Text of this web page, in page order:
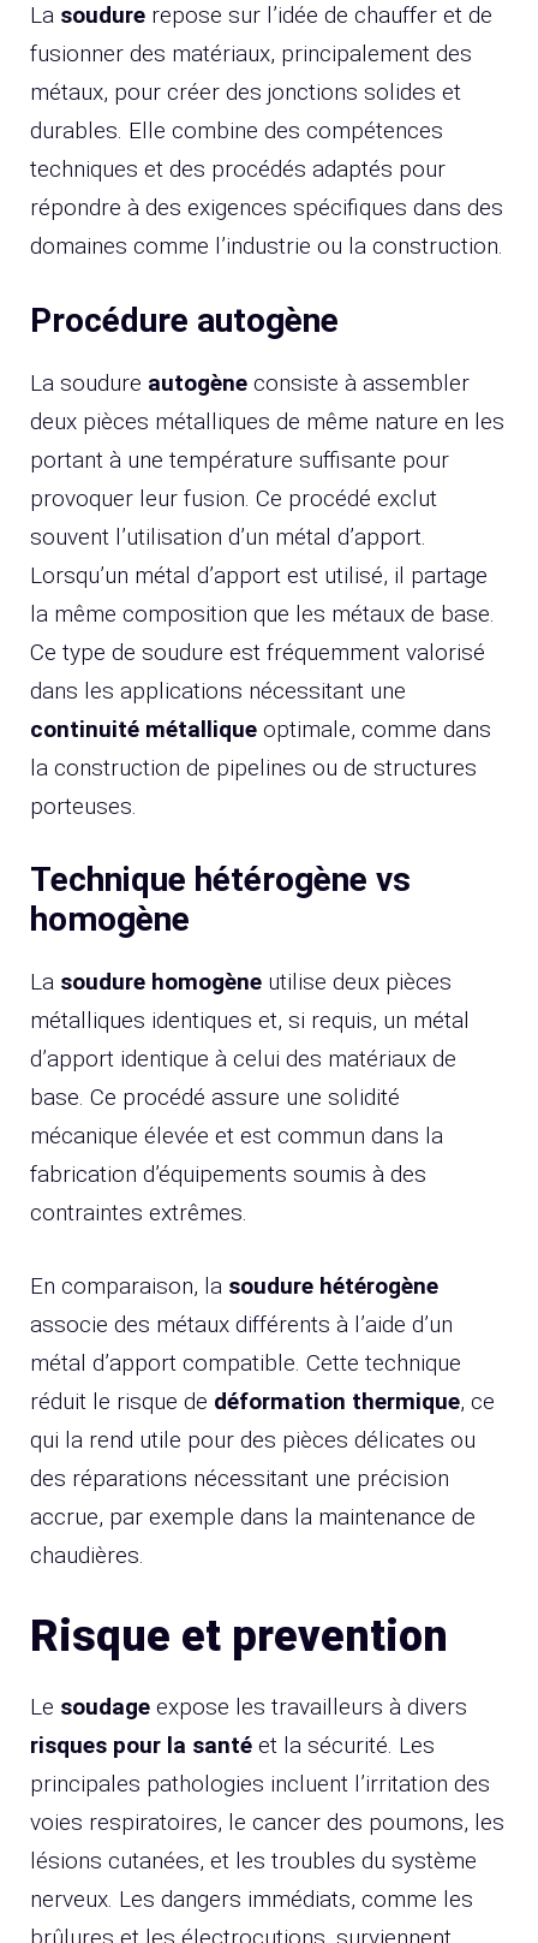
La soudure repose sur l’idée de chauffer et de
fusionner des matériaux, principalement des
métaux, pour créer des jonctions solides et
durables. Elle combine des compétences
techniques et des procédés adaptés pour
répondre à des exigences spécifiques dans des
domaines comme l’industrie ou la construction.
Procédure autogène
La soudure autogène consiste à assembler
deux pièces métalliques de même nature en les
portant à une température suffisante pour
provoquer leur fusion. Ce procédé exclut
souvent l’utilisation d’un métal d’apport.
Lorsqu’un métal d’apport est utilisé, il partage
la même composition que les métaux de base.
Ce type de soudure est fréquemment valorisé
dans les applications nécessitant une
continuité métallique optimale, comme dans
la construction de pipelines ou de structures
porteuses.
Technique hétérogène vs
homogène
La soudure homogène utilise deux pièces
métalliques identiques et, si requis, un métal
d’apport identique à celui des matériaux de
base. Ce procédé assure une solidité
mécanique élevée et est commun dans la
fabrication d’équipements soumis à des
contraintes extrêmes.
En comparaison, la soudure hétérogène
associe des métaux différents à l’aide d’un
métal d’apport compatible. Cette technique
réduit le risque de déformation thermique, ce
qui la rend utile pour des pièces délicates ou
des réparations nécessitant une précision
accrue, par exemple dans la maintenance de
chaudières.
Risque et prevention
Le soudage expose les travailleurs à divers
risques pour la santé et la sécurité. Les
principales pathologies incluent l’irritation des
voies respiratoires, le cancer des poumons, les
lésions cutanées, et les troubles du système
nerveux. Les dangers immédiats, comme les